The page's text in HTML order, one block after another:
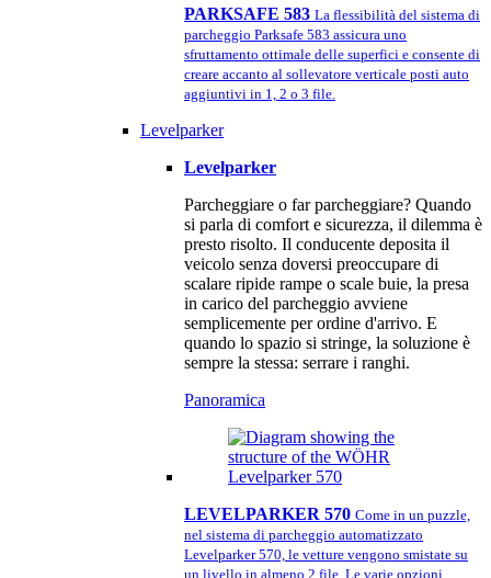
PARKSAFE 583 La flessibilità del sistema di
parcheggio Parksafe 583 assicura uno
sfruttamento ottimale delle superfici e consente di
creare accanto al sollevatore verticale posti auto
aggiuntivi in 1, 2 o 3 file.
Levelparker
Levelparker
Parcheggiare o far parcheggiare? Quando
si parla di comfort e sicurezza, il dilemma è
presto risolto. Il conducente deposita il
veicolo senza doversi preoccupare di
scalare ripide rampe o scale buie, la presa
in carico del parcheggio avviene
semplicemente per ordine d'arrivo. E
quando lo spazio si stringe, la soluzione è
sempre la stessa: serrare i ranghi.
Panoramica
LEVELPARKER 570 Come in un puzzle,
nel sistema di parcheggio automatizzato
Levelparker 570, le vetture vengono smistate su
un livello in almeno 2 file. Le varie opzioni